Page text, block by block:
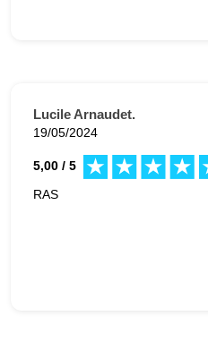
Lucile Arnaudet.
19/05/2024
5,00 / 5
RAS